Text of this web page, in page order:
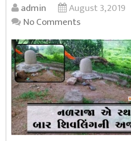
admin August 3, 2019
No Comments